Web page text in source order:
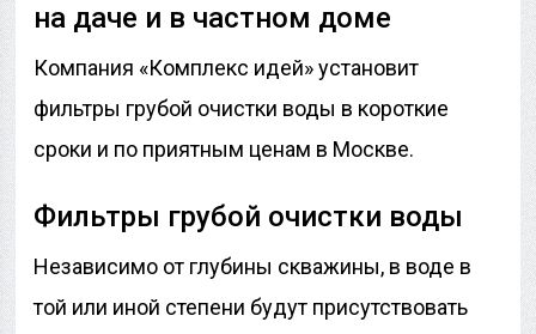
на даче и в частном доме
Компания «Комплекс идей» установит
фильтры грубой очистки воды в короткие
сроки и по приятным ценам в Москве.
Фильтры грубой очистки воды
Независимо от глубины скважины, в воде в
той или иной степени будут присутствовать